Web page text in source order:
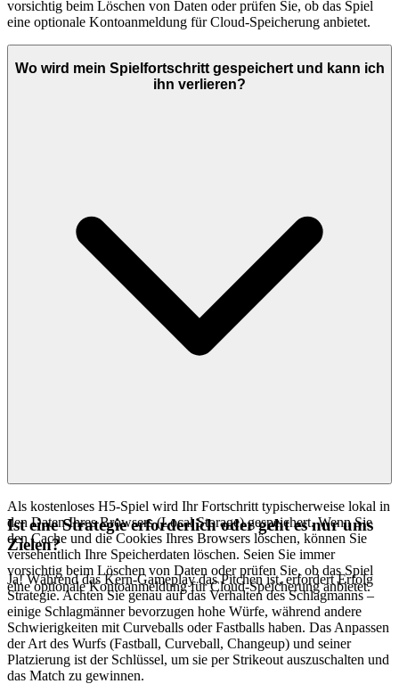
vorsichtig beim Löschen von Daten oder prüfen Sie, ob das Spiel
eine optionale Kontoanmeldung für Cloud-Speicherung anbietet.
Wo wird mein Spielfortschritt gespeichert und kann ich
ihn verlieren?
Als kostenloses H5-Spiel wird Ihr Fortschritt typischerweise lokal in
den Daten Ihres Browsers (Local Storage) gespeichert. Wenn Sie
den Cache und die Cookies Ihres Browsers löschen, können Sie
versehentlich Ihre Speicherdaten löschen. Seien Sie immer
vorsichtig beim Löschen von Daten oder prüfen Sie, ob das Spiel
eine optionale Kontoanmeldung für Cloud-Speicherung anbietet.
Ist eine Strategie erforderlich oder geht es nur ums
Zielen?
Ja! Während das Kern-Gameplay das Pitchen ist, erfordert Erfolg
Strategie. Achten Sie genau auf das Verhalten des Schlagmanns –
einige Schlagmänner bevorzugen hohe Würfe, während andere
Schwierigkeiten mit Curveballs oder Fastballs haben. Das Anpassen
der Art des Wurfs (Fastball, Curveball, Changeup) und seiner
Platzierung ist der Schlüssel, um sie per Strikeout auszuschalten und
das Match zu gewinnen.